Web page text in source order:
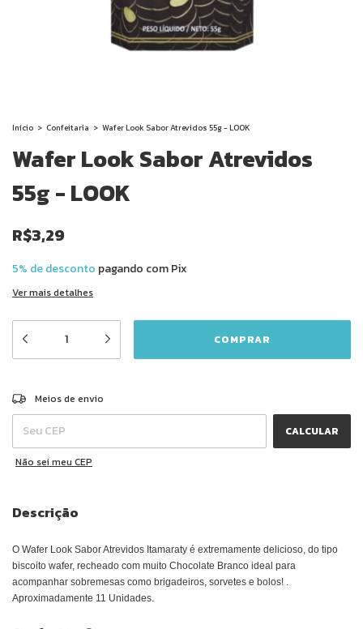
Início > Confeitaria > Wafer Look Sabor Atrevidos 55g - LOOK
Wafer Look Sabor Atrevidos
55g - LOOK
R$3,29
5% de desconto pagando com Pix
Ver mais detalhes
Entregas para o CEP:
Meios de envio
CALCULAR
Não sei meu CEP
Descrição
O Wafer Look Sabor Atrevidos Itamaraty é extremamente delicioso, do tipo
biscoito wafer, recheado com muito Chocolate Branco ideal para
acompanhar sobremesas como brigadeiros, sorvetes e bolos! .
Aproximadamente 11 Unidades.